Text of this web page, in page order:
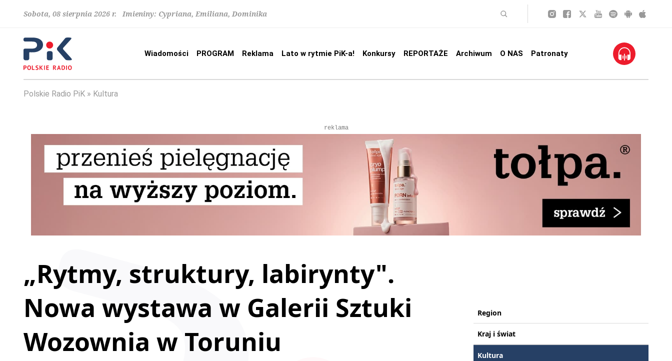
Sobota, 08 sierpnia 2026 r. Imieniny: Cypriana, Emiliana, Dominika
Wiadomości PROGRAM Reklama Lato w rytmie PiK-a! Konkursy REPORTAŻE Archiwum O NAS Patronaty
Polskie Radio PiK Kultura
reklama
„Rytmy, struktury, labirynty".
Nowa wystawa w Galerii Sztuki
Wozownia w Toruniu
Region
Kraj i świat
Kultura